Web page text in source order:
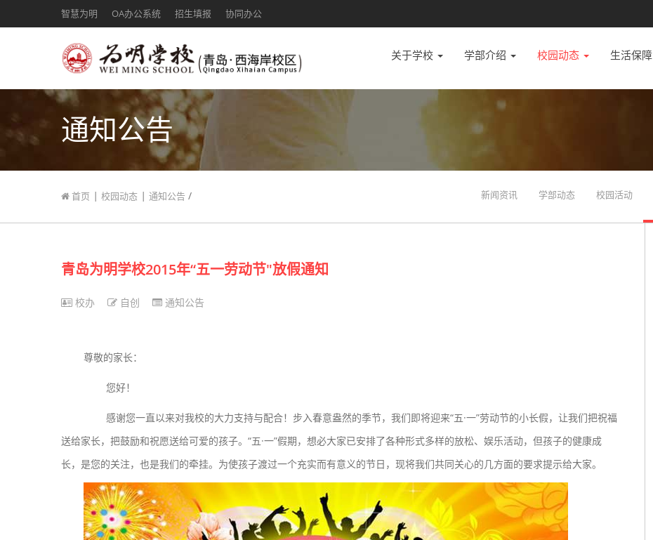
智慧为明 OA办公系统 招生填报 协同办公
关于学校 学部介绍 校园动态 生活保障
通知公告
首页 | 校园动态 | 通知公告 / 新闻资讯 学部动态 校园活动
青岛为明学校2015年“五一劳动节"放假通知
校办 自创 通知公告
尊敬的家长：
您好！
感谢您一直以来对我校的大力支持与配合！步入春意盎然的季节，我们即将迎来“五·一”劳动节的小长假，让我们把祝福
送给家长，把鼓励和祝愿送给可爱的孩子。“五·一”假期，想必大家已安排了各种形式多样的放松、娱乐活动，但孩子的健康成
长，是您的关注，也是我们的牵挂。为使孩子渡过一个充实而有意义的节日，现将我们共同关心的几方面的要求提示给大家。